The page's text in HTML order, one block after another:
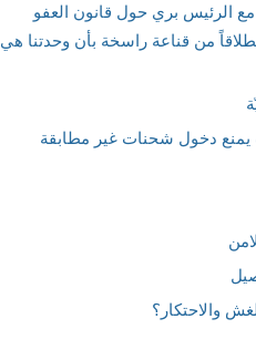
الرئيس بري حول قانون العفو
من قناعة راسخة بأن وحدتنا هي
يمنع دخول شحنات غير مطابقة
والاحتكار؟